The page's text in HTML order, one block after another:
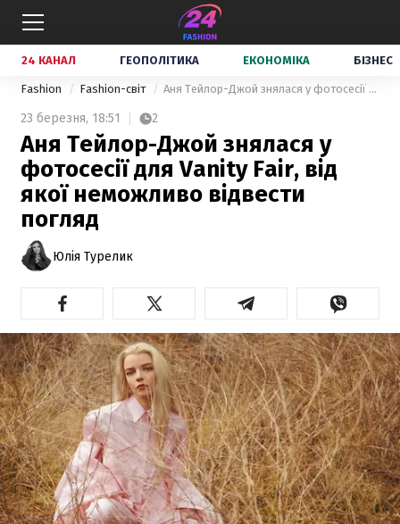
24 КАНАЛ ГЕОПОЛІТИКА ЕКОНОМІКА БІЗНЕС
Fashion Fashion-світ Аня Тейлор-Джой знялася у фотосесії для Vanity Fair, від якої неможливо відвести погляд
23 березня, 18:51 2
Аня Тейлор-Джой знялася у
фотосесії для Vanity Fair, від
якої неможливо відвести
погляд
Юлія Турелик